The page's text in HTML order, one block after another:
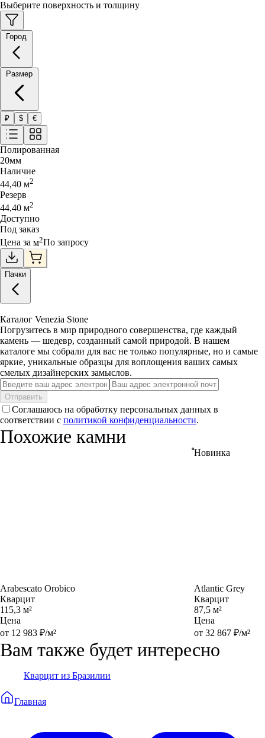
Выберите поверхность и толщину
₽ $ €
Полированная
20мм
Наличие
44,40 м2
Резерв
44,40 м2
Доступно
Под заказ
Цена за м2По запросу
Пачки
Каталог Venezia Stone
Погрузитесь в мир природного совершенства, где каждый
камень — шедевр, созданный самой природой. В нашем
каталоге мы собрали для вас не только популярные, но и самые
яркие, уникальные образцы для воплощения ваших самых
смелых дизайнерских замыслов.
Отправить
Соглашаюсь на обработку персональных данных в
соответствии с политикой конфиденциальности.
Похожие камни
Arabescato Orobico
Кварцит
115,3 м²
Цена
от 12 983 ₽/м²
Новинка
Atlantic Grey
Кварцит
87,5 м²
Цена
от 32 867 ₽/м²
Вам также будет интересно
Кварцит из Бразилии
Главная